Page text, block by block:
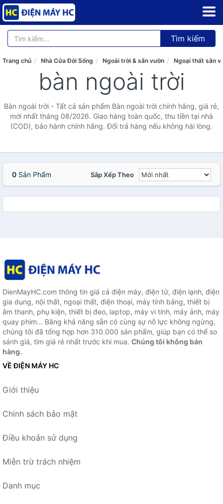
Tìm kiếm
Trang chủ Nhà Cửa Đời Sống Ngoài trời & sân vườn Ngoại thất sân
bàn ngoài trời
Bàn ngoài trời - Tất cả sản phẩm Bàn ngoài trời chính hãng, giá rẻ,
mới nhất tháng 08/2026. Giao hàng toàn quốc, thu tiền tại nhà
(COD), bảo hành chính hãng. Đổi trả hàng nếu không hài lòng.
0 Sản Phẩm Sắp Xếp Theo
DienMayHC.com thông tin giá cả điện máy, điện tử, điện lạnh, điện
gia dụng, nội thất, ngoại thất, điện thoại, máy tính bảng, thiết bị
âm thanh, phụ kiện, thiết bị đeo, laptop, máy vi tính, máy ảnh, máy
quay phim... Bằng khả năng sẵn có cùng sự nỗ lực không ngừng,
chúng tôi đã tổng hợp hơn 310.000 sản phẩm, giúp bạn có thể so
sánh giá, tìm giá rẻ nhất trước khi mua. Chúng tôi không bán
hàng.
VỀ ĐIỆN MÁY HC
Giới thiệu
Chính sách bảo mật
Điều khoản sử dụng
Miễn trừ trách nhiệm
Danh mục